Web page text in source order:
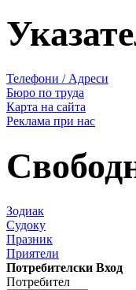
Телефони / Адреси
Бюро по труда
Карта на сайта
Реклама при нас
Зодиак
Судоку
Празник
Приятели
Потребителски Вход
Потребител